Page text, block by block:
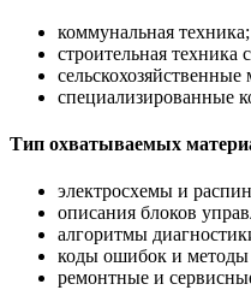
коммунальная техника;
строительная
специализированные
Тип охватываемых
электросхемы и
описания блоков
алгоритмы
коды ошибок и методы
ремонтные и